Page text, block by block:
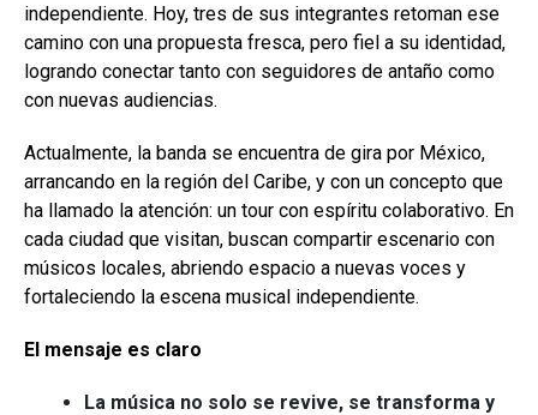
independiente. Hoy, tres de sus integrantes retoman ese
camino con una propuesta fresca, pero fiel a su identidad,
logrando conectar tanto con seguidores de antaño como
con nuevas audiencias.
Actualmente, la banda se encuentra de gira por México,
arrancando en la región del Caribe, y con un concepto que
ha llamado la atención: un tour con espíritu colaborativo. En
cada ciudad que visitan, buscan compartir escenario con
músicos locales, abriendo espacio a nuevas voces y
fortaleciendo la escena musical independiente.
El mensaje es claro
La música no solo se revive, se transforma y